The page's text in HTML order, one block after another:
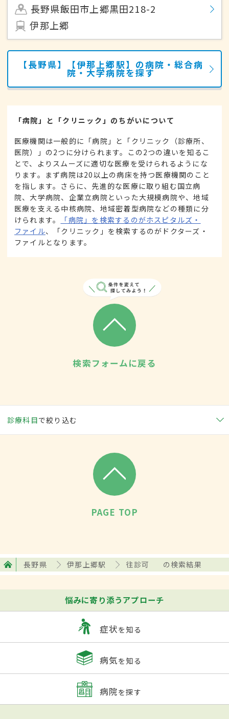
長野県飯田市上郷黒田218-2
伊那上郷
【長野県】【伊那上郷駅】の病院・総合病
院・大学病院を探す
「病院」と「クリニック」のちがいについて
医療機関は一般的に「病院」と「クリニック（診療所、
医院）」の2つに分けられます。この2つの違いを知るこ
とで、よりスムーズに適切な医療を受けられるようにな
ります。まず病院は20以上の病床を持つ医療機関のこと
を指します。さらに、先進的な医療に取り組む国立病
院、大学病院、企業立病院といった大規模病院や、地域
医療を支える中核病院、地域密着型病院などの種類に分
けられます。
「病院」を検索するのがホスピタルズ・
ファイル、「クリニック」を検索するのがドクターズ・
ファイルとなります。
検索フォームに戻る
診療科目で絞り込む
PAGE TOP
長野県 伊那上郷駅 往診可 の検索結果
悩みに寄り添うアプローチ
症状を知る
病気を知る
病院を探す